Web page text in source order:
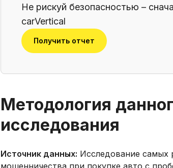
Не рискуй безопасностью –
carVertical
Получить отчет
Методология
исследования
Источник данных: Исследование самых
мошенничества при покупке авто с